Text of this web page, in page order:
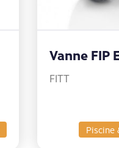
Piscine
Vanne FIP
FITT